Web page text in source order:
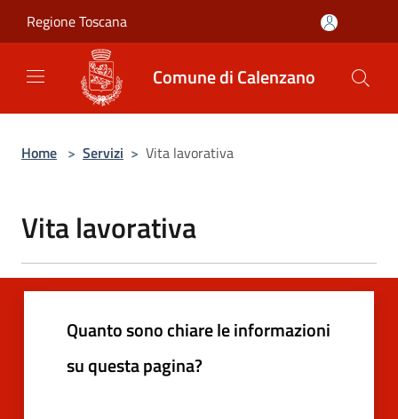
Regione Toscana
Comune di Calenzano
Home > Servizi > Vita lavorativa
Vita lavorativa
Quanto sono chiare le informazioni
su questa pagina?